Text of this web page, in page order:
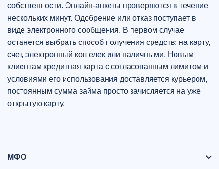
собственности. Онлайн-анкеты проверяются в течение
нескольких минут. Одобрение или отказ поступает в
виде электронного сообщения. В первом случае
останется выбрать способ получения средств: на карту,
счет, электронный кошелек или наличными. Новым
клиентам кредитная карта с согласованным лимитом и
условиями его использования доставляется курьером,
постоянным сумма займа просто зачисляется на уже
открытую карту.
МФО